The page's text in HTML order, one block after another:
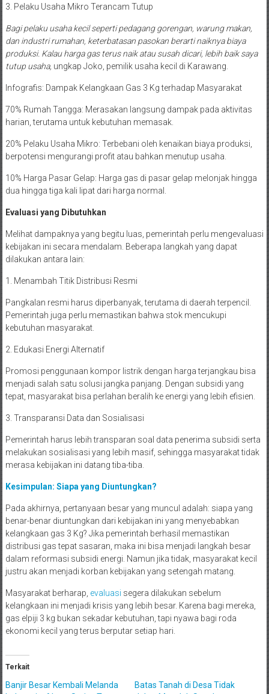
3. Pelaku Usaha Mikro Terancam Tutup
Bagi pelaku usaha kecil seperti pedagang gorengan, warung makan,
dan industri rumahan, keterbatasan pasokan berarti naiknya biaya
produksi. Kalau harga gas terus naik atau susah dicari, lebih baik saya
tutup usaha, ungkap Joko, pemilik usaha kecil di Karawang.
Infografis: Dampak Kelangkaan Gas 3 Kg terhadap Masyarakat
70% Rumah Tangga: Merasakan langsung dampak pada aktivitas
harian, terutama untuk kebutuhan memasak.
20% Pelaku Usaha Mikro: Terbebani oleh kenaikan biaya produksi,
berpotensi mengurangi profit atau bahkan menutup usaha.
10% Harga Pasar Gelap: Harga gas di pasar gelap melonjak hingga
dua hingga tiga kali lipat dari harga normal.
Evaluasi yang Dibutuhkan
Melihat dampaknya yang begitu luas, pemerintah perlu mengevaluasi
kebijakan ini secara mendalam. Beberapa langkah yang dapat
dilakukan antara lain:
1. Menambah Titik Distribusi Resmi
Pangkalan resmi harus diperbanyak, terutama di daerah terpencil.
Pemerintah juga perlu memastikan bahwa stok mencukupi
kebutuhan masyarakat.
2. Edukasi Energi Alternatif
Promosi penggunaan kompor listrik dengan harga terjangkau bisa
menjadi salah satu solusi jangka panjang. Dengan subsidi yang
tepat, masyarakat bisa perlahan beralih ke energi yang lebih efisien.
3. Transparansi Data dan Sosialisasi
Pemerintah harus lebih transparan soal data penerima subsidi serta
melakukan sosialisasi yang lebih masif, sehingga masyarakat tidak
merasa kebijakan ini datang tiba-tiba.
Kesimpulan: Siapa yang Diuntungkan?
Pada akhirnya, pertanyaan besar yang muncul adalah: siapa yang
benar-benar diuntungkan dari kebijakan ini yang menyebabkan
kelangkaan gas 3 Kg? Jika pemerintah berhasil memastikan
distribusi gas tepat sasaran, maka ini bisa menjadi langkah besar
dalam reformasi subsidi energi. Namun jika tidak, masyarakat kecil
justru akan menjadi korban kebijakan yang setengah matang.
Masyarakat berharap, evaluasi segera dilakukan sebelum
kelangkaan ini menjadi krisis yang lebih besar. Karena bagi mereka,
gas elpiji 3 kg bukan sekadar kebutuhan, tapi nyawa bagi roda
ekonomi kecil yang terus berputar setiap hari.
Terkait
Banjir Besar Kembali Melanda
Batas Tanah di Desa Tidak